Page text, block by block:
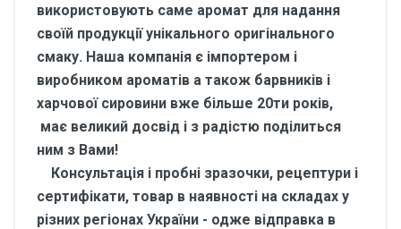
використовують саме аромат для надання
своїй продукції унікального оригінального
смаку. Наша компанія є імпортером і
виробником ароматів а також барвників і
харчової сировини вже більше 20ти років,
має великий досвід і з радістю поділиться
ним з Вами!
Консультація і пробні зразочки, рецептури і
сертифікати, товар в наявності на складах у
різних регіонах України - одже відправка в